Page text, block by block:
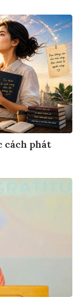
cách phát